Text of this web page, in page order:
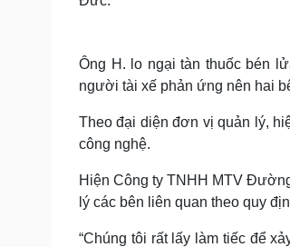
Ông H. lo ngại tàn thuốc bén
người tài xế phản ứng nên hai
Theo đại diện đơn vị quản lý,
công nghệ.
Hiện Công ty TNHH MTV
lý các bên liên quan theo quy
“Chúng tôi rất lấy làm tiếc để